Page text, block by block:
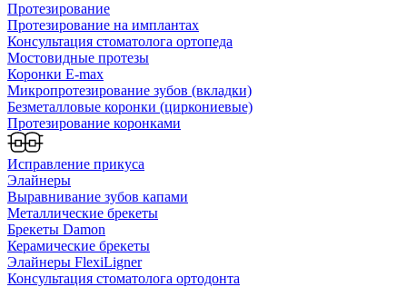
Протезирование
Протезирование на имплантах
Консультация стоматолога ортопеда
Мостовидные протезы
Коронки E-max
Микропротезирование зубов (вкладки)
Безметалловые коронки (циркониевые)
Протезирование коронками
Исправление прикуса
Элайнеры
Выравнивание зубов капами
Металлические брекеты
Брекеты Damon
Керамические брекеты
Элайнеры FlexiLigner
Консультация стоматолога ортодонта